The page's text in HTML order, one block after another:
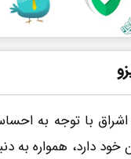
با توجه به
خود دارد، همواره به